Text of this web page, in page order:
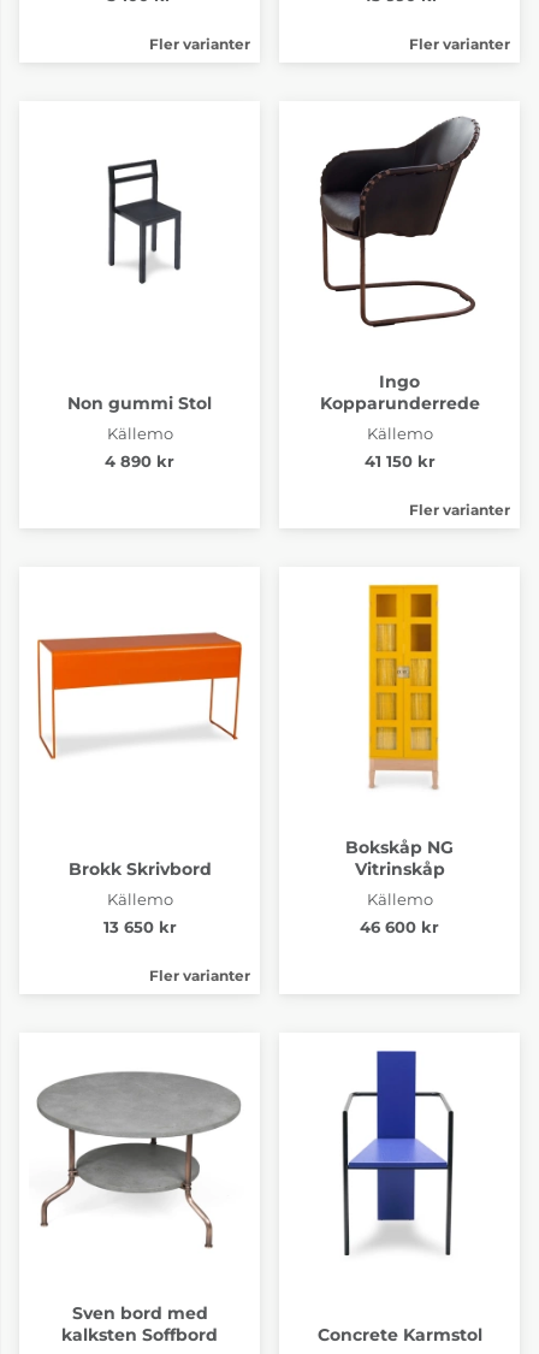
Fler varianter Fler varianter
Non gummi Stol
Källemo
4 890 kr
Ingo
Kopparunderrede
Källemo
41 150 kr
Fler varianter
Brokk Skrivbord
Källemo
13 650 kr
Fler varianter
Bokskåp NG
Vitrinskåp
Källemo
46 600 kr
Sven bord med
kalksten Soffbord
Concrete Karmstol